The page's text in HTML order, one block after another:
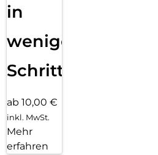
in
wenigen
Schritten
ab 10,00 €
inkl. MwSt.
Mehr
erfahren